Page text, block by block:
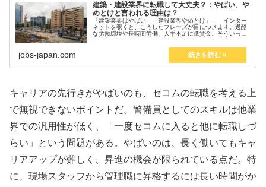
建築・建設業界に転職して大丈夫？：やばい、や
めとけと言われる理由は？
「建築業界はやばい」「建設業界やめとけ」——インター
ネットを覗くと、こうしたフレーズが目につきます。過酷
な労働環境や長時間労働、人手不足に低賃金。そういった
しかし、その言葉の裏にはどんな...
jobs-japan.com
キャリアの先行きがやばいのも、セコムの転職を考える上
で無視できないポイントだ。警備員としてのスキルは他業
界での汎用性が低く、「一度セコムに入ると他に転職しづ
らい」という問題がある。やばいのは、長く働いてもキャ
リアアップが難しく、昇進の機会が限られている点だ。特
に、現場スタッフから管理職に昇格するには長い時間がか